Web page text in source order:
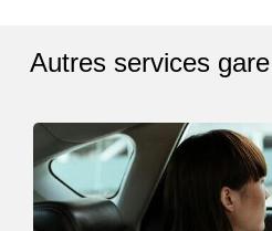
Autres services